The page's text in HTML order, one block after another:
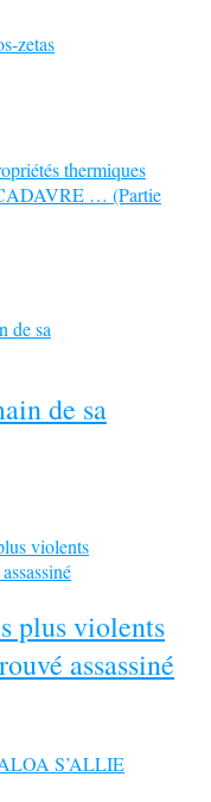
zetas
thermiques
… (Partie
de sa
plus violents
assassiné